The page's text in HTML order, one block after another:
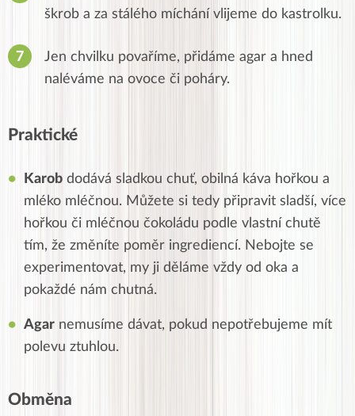
škrob a za stálého míchání vlijeme do kastrolku.
Jen chvilku povaříme, přidáme agar a hned
naléváme na ovoce či poháry.
Praktické
Karob dodává sladkou chuť, obilná káva hořkou a
mléko mléčnou. Můžete si tedy připravit sladší, více
hořkou či mléčnou čokoládu podle vlastní chutě
tím, že změníte poměr ingrediencí. Nebojte se
experimentovat, my ji děláme vždy od oka a
pokaždé nám chutná.
Agar nemusíme dávat, pokud nepotřebujeme mít
polevu ztuhlou.
Obměna